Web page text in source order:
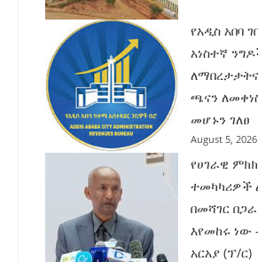
የአዲስ አበባ
አነስተኛ
ጫናን
መሆኑን ገለፀ
August 5, 2026
የሀገራዊ
ተመካካሪዎች
በመሻገር
እየመከሩ ነው
አርአያ (ፕ/ር)